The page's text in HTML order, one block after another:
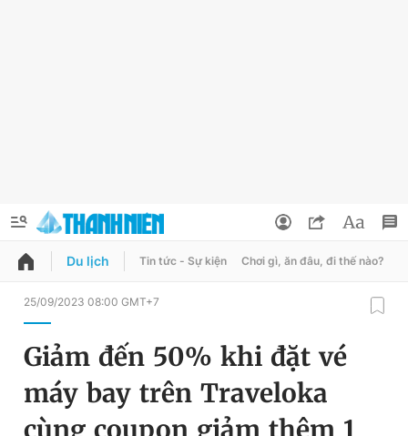
QUẢNG CÁO
Chuyên mục
Đổi mật khẩu
Tin đã lưu
Du lịch Tin tức - Sự kiện Chơi gì, ăn đâu, đi thế nào?
25/09/2023 08:00 GMT+7
Giảm đến 50% khi đặt vé
máy bay trên Traveloka